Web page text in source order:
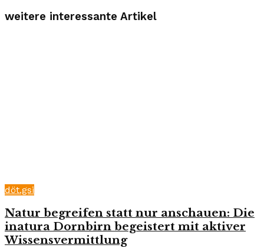
weitere interessante Artikel
döt.gsi
Natur begreifen statt nur anschauen: Die
inatura Dornbirn begeistert mit aktiver
Wissensvermittlung